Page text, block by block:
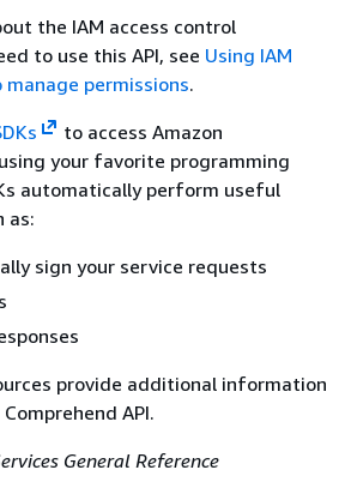
the IAM access control
to use this API, see Using IAM
permissions.
to access Amazon
your favorite programming
automatically perform useful
as:
sign your service requests
provide additional information
API.
General Reference